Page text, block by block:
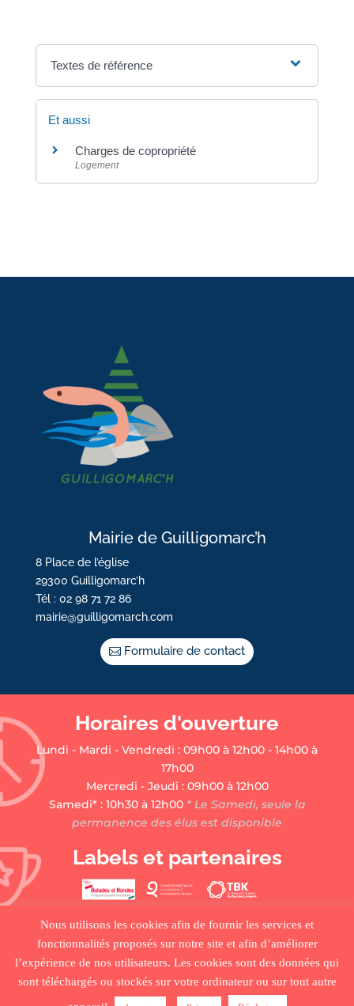
Textes de référence
Et aussi
Charges de copropriété
Logement
Mairie de Guilligomarc’h
8 Place de l’église
29300 Guilligomarc’h
Tél : 02 98 71 72 86
mairie@guilligomarch.com
Formulaire de contact
Horaires d'ouverture
Lundi - Mardi - Vendredi : 09h00 à 12h00 - 14h00 à
17h00
Mercredi - Jeudi : 09h00 à 12h00
Samedi* : 10h30 à 12h00* Le Samedi, seule la
permanence des élus est disponible
Labels et partenaires
PLAN DU SITE•MENTIONS LÉGALES •
Nous utilisons les cookies afin de fournir les services et
fonctionnalités proposés sur notre site et afin d’améliorer
l’expérience de nos utilisateurs. Les cookies sont des données qui
sont téléchargés ou stockés sur votre ordinateur ou sur tout autre